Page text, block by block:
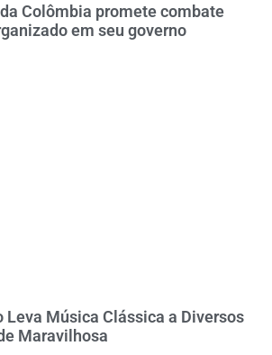
Colômbia promete combate
em seu governo
Leva Música Clássica a Diversos
Maravilhosa